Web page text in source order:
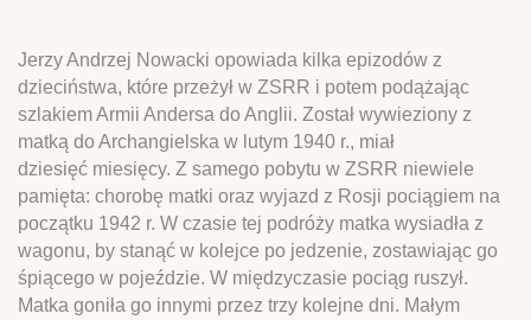
Jerzy Andrzej Nowacki opowiada kilka epizodów z
dzieciństwa, które przeżył w ZSRR i potem podążając
szlakiem Armii Andersa do Anglii. Został wywieziony z
matką do Archangielska w lutym 1940 r., miał
dziesięć miesięcy. Z samego pobytu w ZSRR niewiele
pamięta: chorobę matki oraz wyjazd z Rosji pociągiem na
początku 1942 r. W czasie tej podróży matka wysiadła z
wagonu, by stanąć w kolejce po jedzenie, zostawiając go
śpiącego w pojeździe. W międzyczasie pociąg ruszył.
Matka goniła go innymi przez trzy kolejne dni. Małym